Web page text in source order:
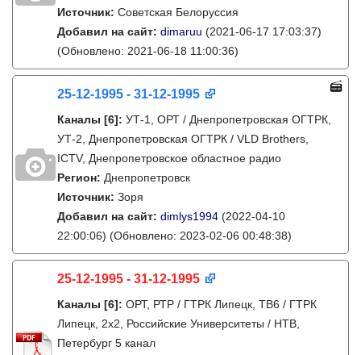
Источник: Советская Белоруссия
Добавил на сайт: dimaruu (2021-06-17 17:03:37)
(Обновлено: 2021-06-18 11:00:36)
25-12-1995 - 31-12-1995
Каналы [6]: УТ-1, ОРТ / Днепропетровская ОГТРК,
УТ-2, Днепропетровская ОГТРК / VLD Brothers,
ICTV, Днепропетровское областное радио
Регион: Днепропетровск
Источник: Зоря
Добавил на сайт: dimlys1994 (2022-04-10
22:00:06) (Обновлено: 2023-02-06 00:48:38)
25-12-1995 - 31-12-1995
Каналы [6]: ОРТ, РТР / ГТРК Липецк, ТВ6 / ГТРК
Липецк, 2х2, Российские Университеты / НТВ,
Петербург 5 канал